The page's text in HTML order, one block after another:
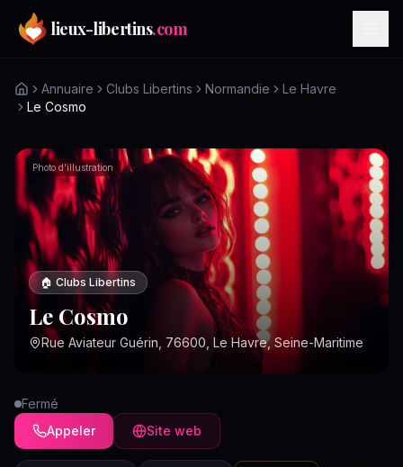
Aller au contenu principal
lieux-libertins.com
Annuaire Clubs Libertins Normandie
Le Havre
Le Cosmo
Photo d'illustration
🏠 Clubs Libertins
Le Cosmo
Rue Aviateur Guérin, 76600, Le Havre, Seine-Maritime
Fermé
Appeler
Site web